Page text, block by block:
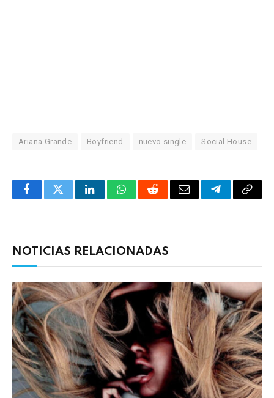
Ariana Grande Boyfriend nuevo single Social House
FacebookTwitterLinkedInWhatsAppRedditCorreoTelegrama
NOTICIAS RELACIONADAS